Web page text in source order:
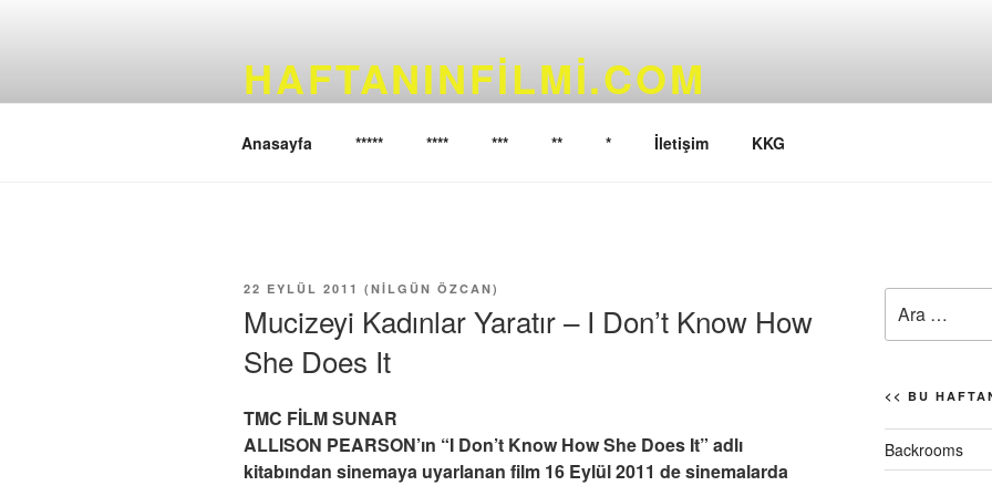
HAFTANINFILMI.COM
Anasayfa ***** **** *** ** * İletişim KKG
YAYIM
22 EYLÜL 2011 ( NILGÜN ÖZCAN)
Mucizeyi Kadınlar Yaratır – I Don’t Know How
She Does It
TMC FİLM SUNAR
ALLISON PEARSON’ın “I Don’t Know How She Does It” adlı
kitabından sinemaya uyarlanan film 16 Eylül 2011 de sinemalarda
<< BU
Backrooms